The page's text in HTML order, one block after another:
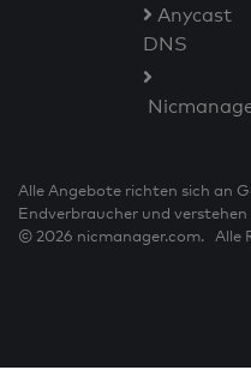
Anycast
DNS
Alle Angebote richten sich an
Endverbraucher und
© 2026 nicmanager.com. Alle